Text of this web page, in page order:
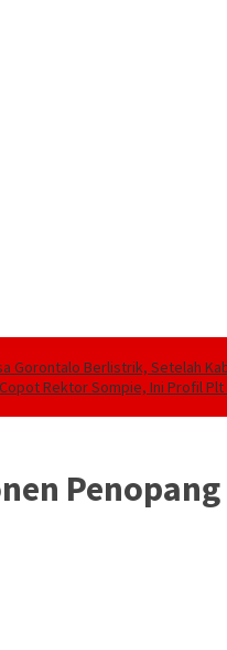
Gorontalo Berlistrik, Setelah
Rektor Sompie, Ini Profil
Penopang